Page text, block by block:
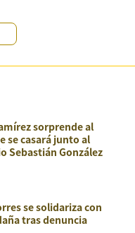
sorprende al
se casará junto al
Sebastián González
se solidariza con
tras denuncia